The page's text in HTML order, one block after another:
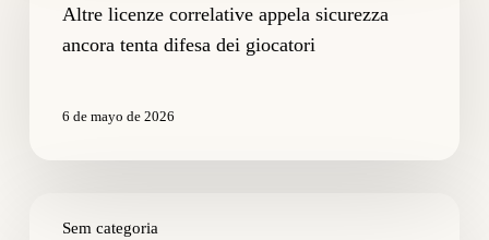
appelaAltre licenze correlative appela sicurezza
ancora tenta difesa dei giocatori
6 de mayo de 2026
Sem categoria
razza